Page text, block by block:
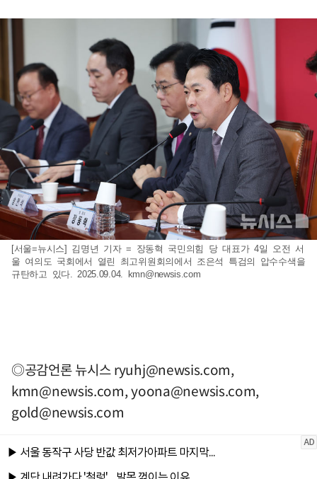
[서울=뉴시스] 김명년 기자 = 장동혁 국민의힘 당 대표가 4일 오전 서
울 여의도 국회에서 열린 최고위원회의에서 조은석 특검의 압수수색을
규탄하고 있다. 2025.09.04.
kmn@newsis.com
◎공감언론 뉴시스ryuhj@newsis.com,
kmn@newsis.com,yoona@newsis.com,
gold@newsis.com